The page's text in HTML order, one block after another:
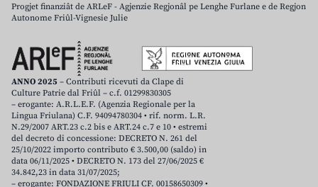
Progjet finanziât de ARLeF - Agjenzie Regjonâl pe Lenghe Furlane e de Regjon
Autonome Friûl-Vignesie Julie
ANNO 2025 – Contributi ricevuti da Clape di
Culture Patrie dal Friûl – c.f. 01299830305
– erogante: A.R.L.E.F. (Agenzia Regionale per la
Lingua Friulana) C.F. 94094780304 • rif. norm. L.R.
N.29/2007 ART.23 c.2 bis e ART.24 c.7 e 10 • estremi
del decreto di concessione: DECRETO N. 261 del
25/10/2022 importo contributo € 3.500,00 (saldo) in
data 06/11/2025 • DECRETO N. 173 del 27/06/2025 €
34.842,23 in data 31/07/2025;
– erogante: FONDAZIONE FRIULI CF. 00158650309 •